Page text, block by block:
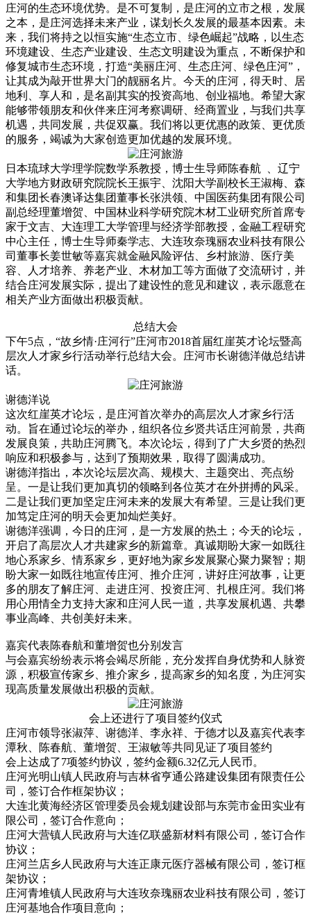
庄河的生态环境优势。是不可复制，是庄河的立市之根，发展
之本，是庄河选择未来产业，谋划长久发展的最基本因素。未
来，我们将持之以恒实施“生态立市、绿色崛起”战略，以生态
环境建设、生态产业建设、生态文明建设为重点，不断保护和
修复城市生态环境，打造“美丽庄河、生态庄河、绿色庄河”，
让其成为敲开世界大门的靓丽名片。今天的庄河，得天时、居
地利、享人和，是名副其实的投资高地、创业福地。希望大家
能够带领朋友和伙伴来庄河考察调研、经商置业，与我们共享
机遇，共同发展，共促双赢。我们将以更优惠的政策、更优质
的服务，竭诚为大家创造更加优越的发展环境。
日本琉球大学理学院数学系教授，博士生导师陈春航 、辽宁
大学地方财政研究院院长王振宇、沈阳大学副校长王淑梅、森
和集团长春澳译达集团董事长张洪领、中国医药集团有限公司
副总经理董增贺、中国林业科学研究院木材工业研究所首席专
家于文吉、大连理工大学管理与经济学部教授，金融工程研究
中心主任，博士生导师秦学志、大连玫奈瑰丽农业科技有限公
司董事长姜世敏等嘉宾就金融风险评估、乡村旅游、医疗美
容、人才培养、养老产业、木材加工等方面做了交流研讨，并
结合庄河发展实际，提出了建设性的意见和建议，表示愿意在
相关产业方面做出积极贡献。
总结大会
下午5点，“故乡情·庄河行”庄河市2018首届红崖英才论坛暨高
层次人才家乡行活动举行总结大会。庄河市长谢德洋做总结讲
话。
谢德洋说
这次红崖英才论坛，是庄河首次举办的高层次人才家乡行活
动。旨在通过论坛的举办，组织各位乡贤共话庄河前景，共商
发展良策，共助庄河腾飞。本次论坛，得到了广大乡贤的热烈
响应和积极参与，达到了预期效果，取得了圆满成功。
谢德洋指出，本次论坛层次高、规模大、主题突出、亮点纷
呈。一是让我们更加真切的领略到各位英才在外拼搏的风采。
二是让我们更加坚定庄河未来的发展大有希望。三是让我们更
加笃定庄河的明天会更加灿烂美好。
谢德洋强调，今日的庄河，是一方发展的热土；今天的论坛，
开启了高层次人才共建家乡的新篇章。真诚期盼大家一如既往
地心系家乡、情系家乡，更好地为家乡发展聚心聚力聚智；期
盼大家一如既往地宣传庄河、推介庄河，讲好庄河故事，让更
多的朋友了解庄河、走进庄河、投资庄河、扎根庄河。我们将
用心用情全力支持大家和庄河人民一道，共享发展机遇、共攀
事业高峰、共创美好未来。
嘉宾代表陈春航和董增贺也分别发言
与会嘉宾纷纷表示将会竭尽所能，充分发挥自身优势和人脉资
源，积极宣传家乡、推介家乡，提高家乡的知名度，为庄河实
现高质量发展做出积极的贡献。
会上还进行了项目签约仪式
庄河市领导张淑萍、谢德洋、李永祥、于德才以及嘉宾代表李
潭秋、陈春航、董增贺、王淑敏等共同见证了项目签约
会上达成了7项签约协议，签约金额6.32亿元人民币。
庄河光明山镇人民政府与吉林省亨通公路建设集团有限责任公
司，签订合作框架协议；
大连北黄海经济区管理委员会规划建设部与东莞市金田实业有
限公司，签订合作意向；
庄河大营镇人民政府与大连亿联盛新材料有限公司，签订合作
协议；
庄河兰店乡人民政府与大连正康元医疗器械有限公司，签订框
架协议；
庄河青堆镇人民政府与大连玫奈瑰丽农业科技有限公司，签订
庄河基地合作项目意向；